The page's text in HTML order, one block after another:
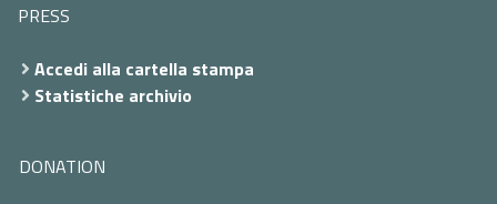
PRESS
Accedi alla cartella stampa
Statistiche archivio
DONATION